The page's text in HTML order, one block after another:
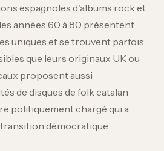
espagnoles d'albums rock et
années 60 à 80 présentent
uniques et se trouvent parfois
que leurs originaux UK ou
proposent aussi
de disques de folk catalan
politiquement chargé qui a
démocratique.